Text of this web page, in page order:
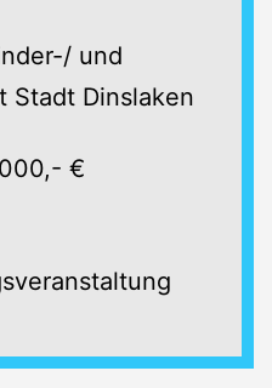
und
Stadt Dinslaken
€